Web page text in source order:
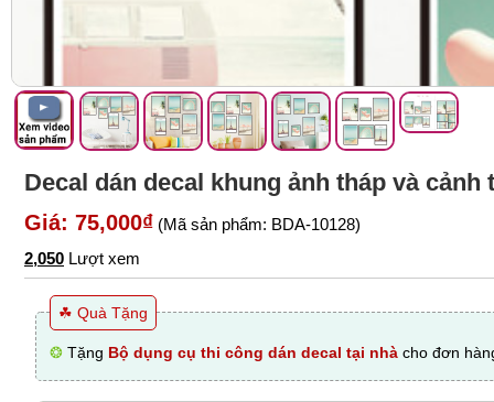
Decal dán decal khung ảnh tháp và
Giá: 75,000₫ (Mã sản phẩm: BDA-10128)
2,050 Lượt xem
☘ Quà Tặng
❂ Tặng Bộ dụng cụ thi công dán decal tại nhà cho đơn